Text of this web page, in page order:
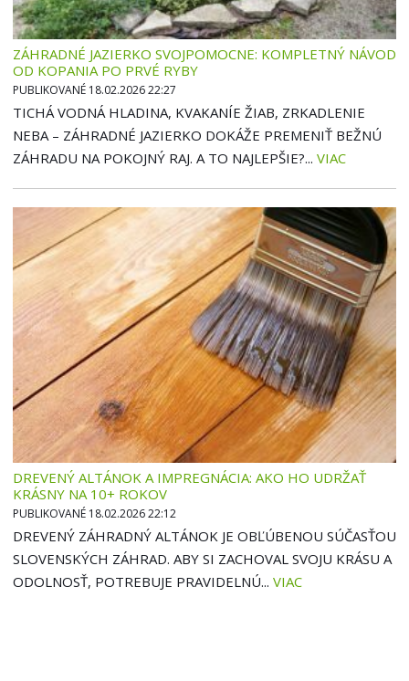
ZÁHRADNÉ JAZIERKO SVOJPOMOCNE: KOMPLETNÝ NÁVOD
OD KOPANIA PO PRVÉ RYBY
PUBLIKOVANÉ 18.02.2026 22:27
TICHÁ VODNÁ HLADINA, KVAKANÍE ŽIAB, ZRKADLENIE
NEBA – ZÁHRADNÉ JAZIERKO DOKÁŽE PREMENIŤ BEŽNÚ
ZÁHRADU NA POKOJNÝ RAJ. A TO NAJLEPŠIE?... VIAC
DREVENÝ ALTÁNOK A IMPREGNÁCIA: AKO HO UDRŽAŤ
KRÁSNY NA 10+ ROKOV
PUBLIKOVANÉ 18.02.2026 22:12
DREVENÝ ZÁHRADNÝ ALTÁNOK JE OBĽÚBENOU SÚČASŤOU
SLOVENSKÝCH ZÁHRAD. ABY SI ZACHOVAL SVOJU KRÁSU A
ODOLNOSŤ, POTREBUJE PRAVIDELNÚ... VIAC